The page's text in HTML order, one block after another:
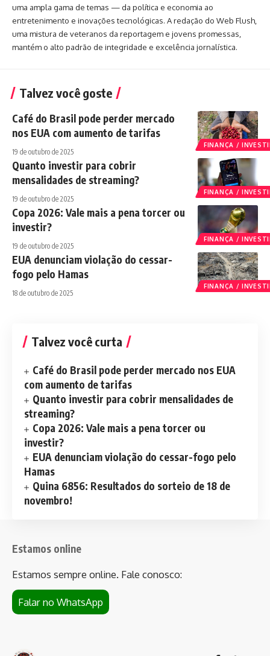
uma ampla gama de temas — da política e economia ao
entretenimento e inovações tecnológicas. A redação do Web Flush,
uma mistura de veteranos da reportagem e jovens promessas,
mantém o alto padrão de integridade e excelência jornalística.
Talvez você goste
FINANÇA /
Café do Brasil pode perder mercado
nos EUA com aumento de tarifas
19 de outubro de 2025
FINANÇA /
Quanto investir para cobrir
mensalidades de streaming?
19 de outubro de 2025
FINANÇA /
Copa 2026: Vale mais a pena torcer ou
investir?
19 de outubro de 2025
FINANÇA /
EUA denunciam violação do cessar-
fogo pelo Hamas
18 de outubro de 2025
Talvez você curta
Café do Brasil pode perder mercado nos EUA
com aumento de tarifas
Quanto investir para cobrir mensalidades de
streaming?
Copa 2026: Vale mais a pena torcer ou
investir?
EUA denunciam violação do cessar-fogo pelo
Hamas
Quina 6856: Resultados do sorteio de 18 de
novembro!
Estamos online
Estamos sempre online. Fale conosco:
Falar no WhatsApp